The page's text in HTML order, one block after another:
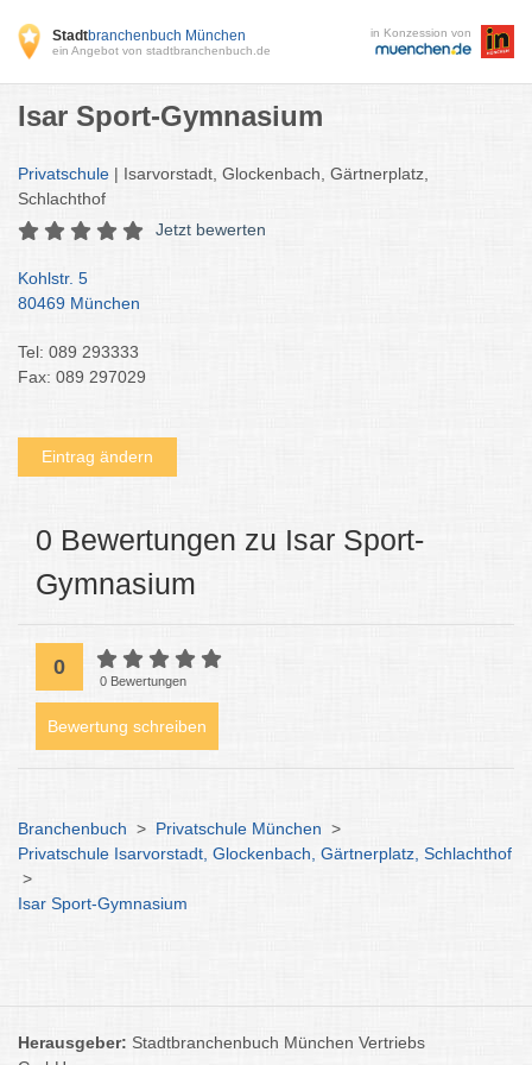
Stadtbranchenbuch München
ein Angebot von stadtbranchenbuch.de
in Konzession von
Isar Sport-Gymnasium
Privatschule | Isarvorstadt, Glockenbach, Gärtnerplatz,
Schlachthof
Jetzt bewerten
Kohlstr. 5
80469 München
Tel: 089 293333
Fax: 089 297029
Eintrag ändern
0 Bewertungen zu Isar Sport-
Gymnasium
0
0 Bewertungen
Bewertung schreiben
Branchenbuch > Privatschule München >
Privatschule Isarvorstadt, Glockenbach, Gärtnerplatz, Schlachthof
>
Isar Sport-Gymnasium
Herausgeber: Stadtbranchenbuch München Vertriebs